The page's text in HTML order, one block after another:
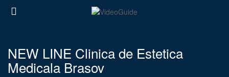
NEW LINE Clinica de Estetica
Medicala Brasov